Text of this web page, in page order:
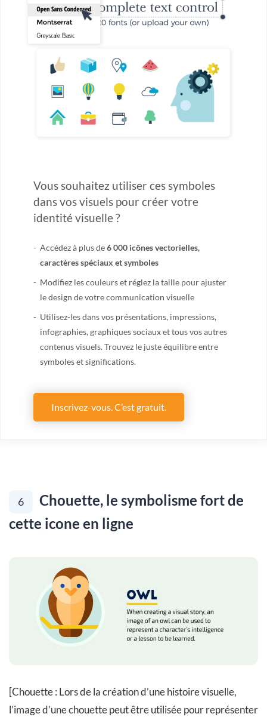
Vous souhaitez utiliser ces symboles
dans vos visuels pour créer votre
identité visuelle ?
Accédez à plus de6 000 icônes vectorielles,
caractères spéciaux et symboles
Modifiez les couleurs et réglez la taille pour ajuster
le design de votre communication visuelle
Utilisez-les dans vos présentations, impressions,
infographies, graphiques sociaux et tous vos autres
contenus visuels. Trouvez le juste équilibre entre
symboles et significations.
Inscrivez-vous. C’est gratuit.
6
Chouette, le symbolisme fort de
cette icone en ligne
[Chouette : Lors de la création d’une histoire visuelle,
l’image d’une chouette peut être utilisée pour représenter